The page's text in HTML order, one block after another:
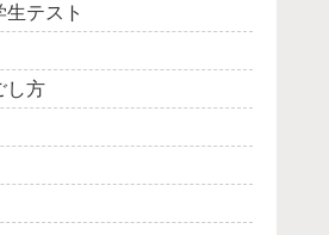
テスト
し方